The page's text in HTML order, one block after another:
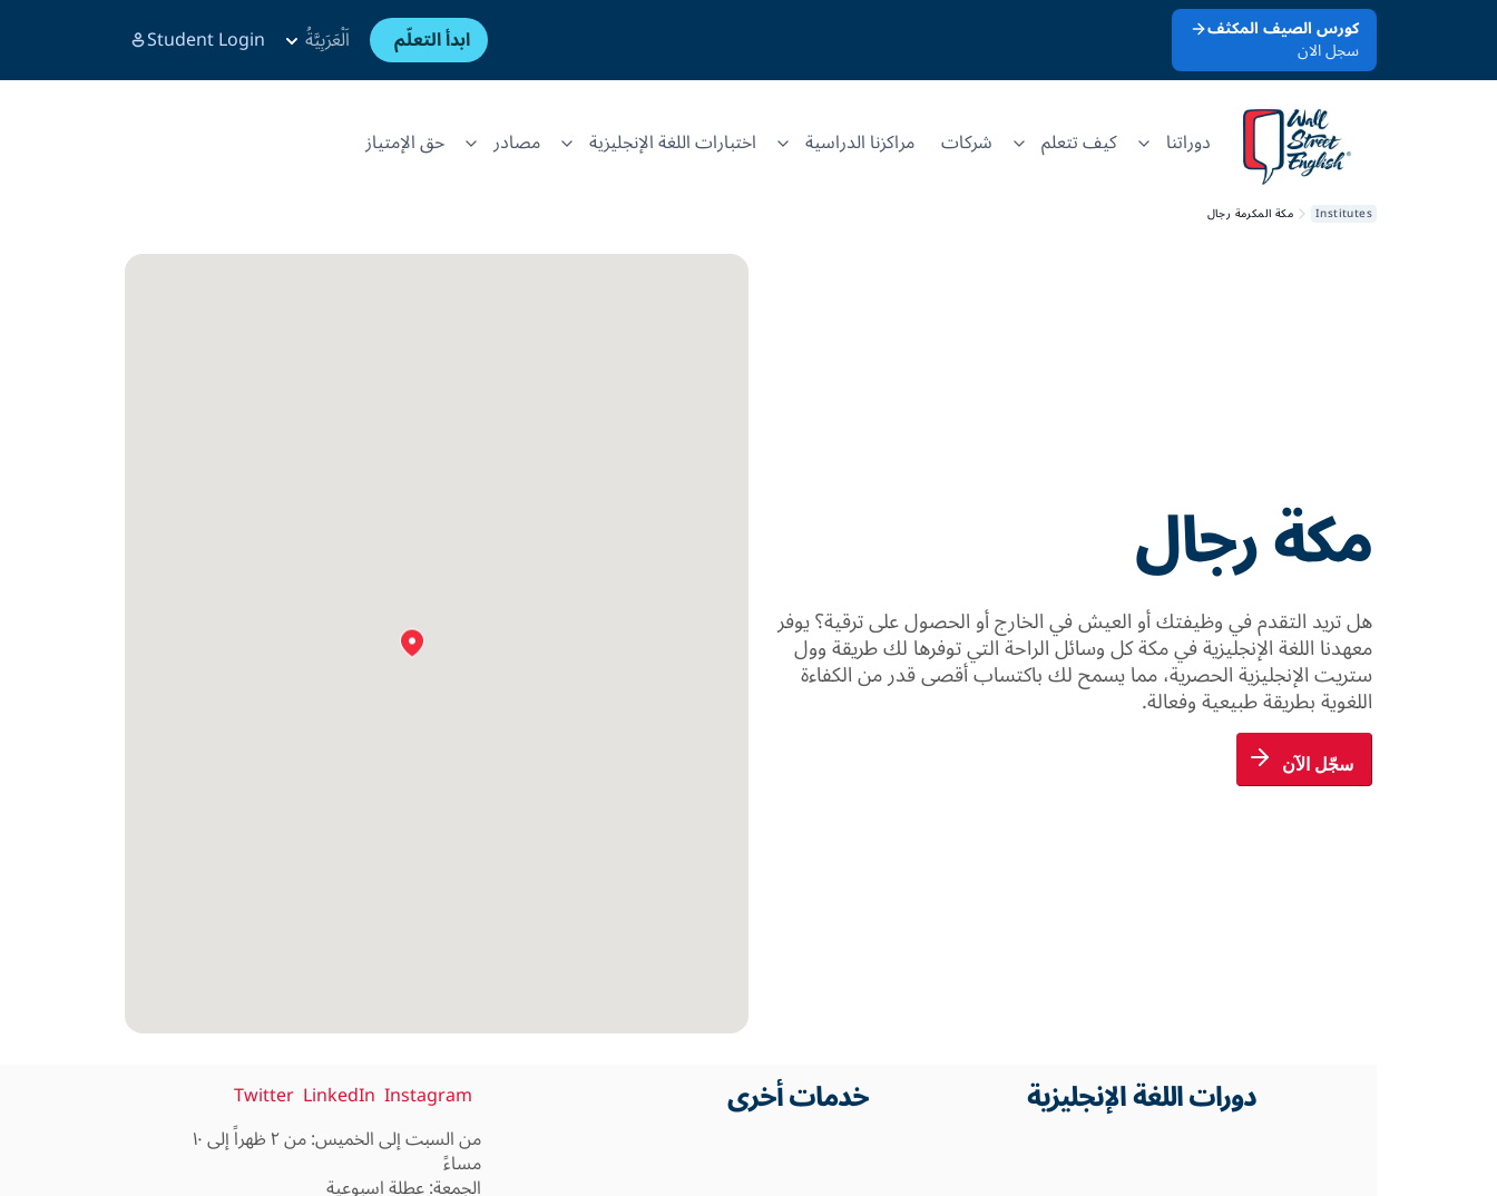
كورس الصيف المكثف
سجل الان ابدأ التعلّم اَلْعَرَبِيَّةُ Student Login
دوراتنا كيف تتعلم شركات مراكزنا الدراسية اختبارات اللغة الإنجليزية مصادر حق الإمتياز
Institutes مكة المكرمة رجال
مكة رجال
هل تريد التقدم في وظيفتك أو العيش في الخارج أو الحصول على ترقية؟ يوفر
معهدنا اللغة الإنجليزية في مكة كل وسائل الراحة التي توفرها لك طريقة وول
ستريت الإنجليزية الحصرية، مما يسمح لك باكتساب أقصى قدر من الكفاءة
اللغوية بطريقة طبيعية وفعالة.
سجّل الآن
دورات اللغة الإنجليزية خدمات أخرى Instagram
LinkedIn
Twitter
من السبت إلى الخميس: من ٢ ظهراً إلى ١٠